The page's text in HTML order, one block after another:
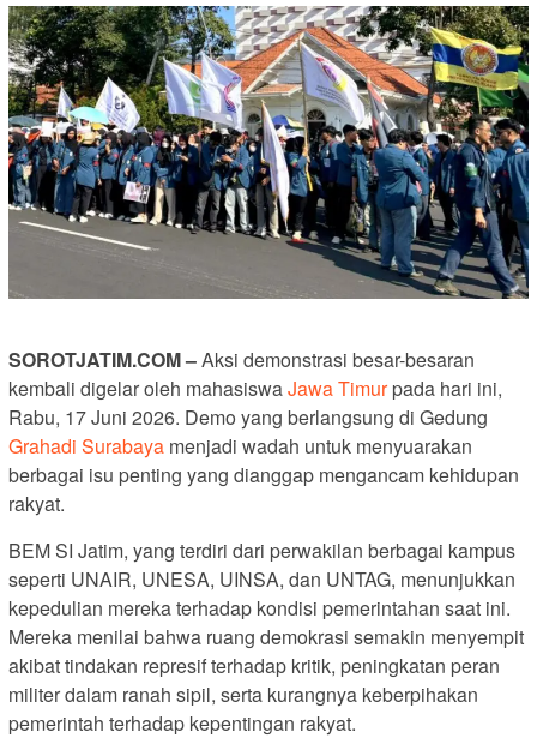
SOROTJATIM.COM –Aksi demonstrasi besar-besaran
kembali digelar oleh mahasiswaJawa Timurpada hari ini,
Rabu, 17 Juni 2026. Demo yang berlangsung di Gedung
Grahadi Surabaya menjadi wadah untuk menyuarakan
berbagai isu penting yang dianggap mengancam kehidupan
rakyat.
BEM SI Jatim, yang terdiri dari perwakilan berbagai kampus
seperti UNAIR, UNESA, UINSA, dan UNTAG, menunjukkan
kepedulian mereka terhadap kondisi pemerintahan saat ini.
Mereka menilai bahwa ruang demokrasi semakin menyempit
akibat tindakan represif terhadap kritik, peningkatan peran
militer dalam ranah sipil, serta kurangnya keberpihakan
pemerintah terhadap kepentingan rakyat.